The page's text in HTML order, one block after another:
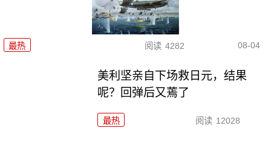
最热 阅读 4282 08-04
美利坚亲自下场救日元，结果
呢？回弹后又蔫了
最热 阅读 12028